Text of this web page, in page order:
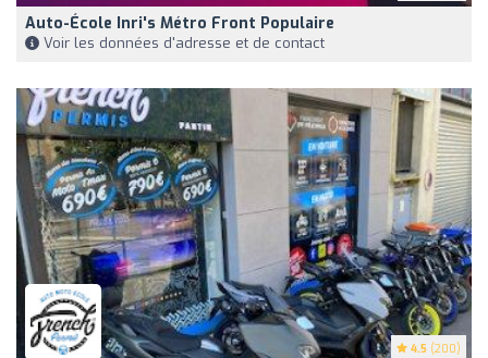
Auto-École Inri's Métro Front Populaire
Voir les données d'adresse et de contact
4.5 (200)